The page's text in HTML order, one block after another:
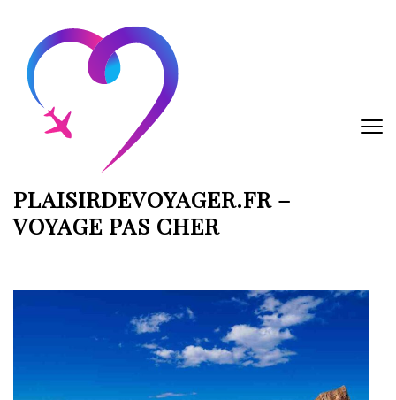
contenu
(Pressez
Entrée)
PLAISIRDEVOYAGER.FR –
VOYAGE PAS CHER